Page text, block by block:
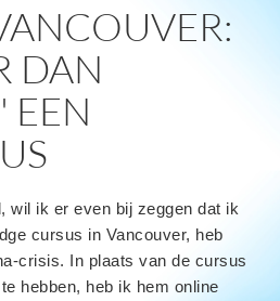
DAN
EEN
wil ik er even bij zeggen dat ik
cursus in Vancouver, heb
crisis. In plaats van de cursus
hebben, heb ik hem online